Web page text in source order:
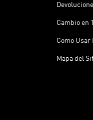
Cambio en
Como
Mapa del